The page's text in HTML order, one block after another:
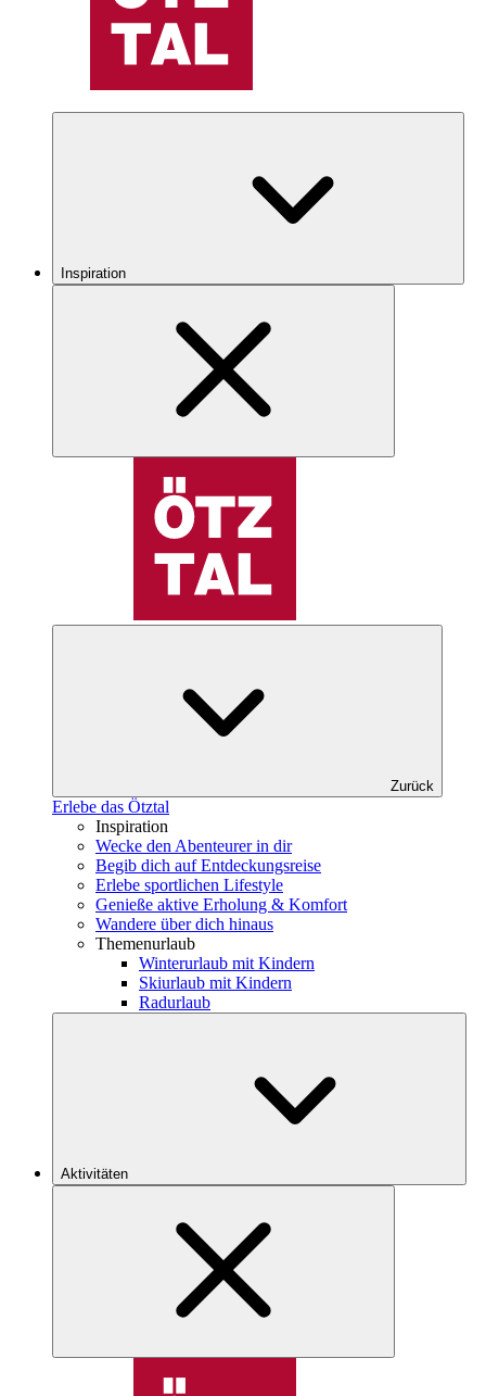
Inspiration
Zurück
Erlebe das Ötztal
Inspiration
Wecke den Abenteurer in dir
Begib dich auf Entdeckungsreise
Erlebe sportlichen Lifestyle
Genieße aktive Erholung & Komfort
Wandere über dich hinaus
Themenurlaub
Winterurlaub mit Kindern
Skiurlaub mit Kindern
Radurlaub
Aktivitäten